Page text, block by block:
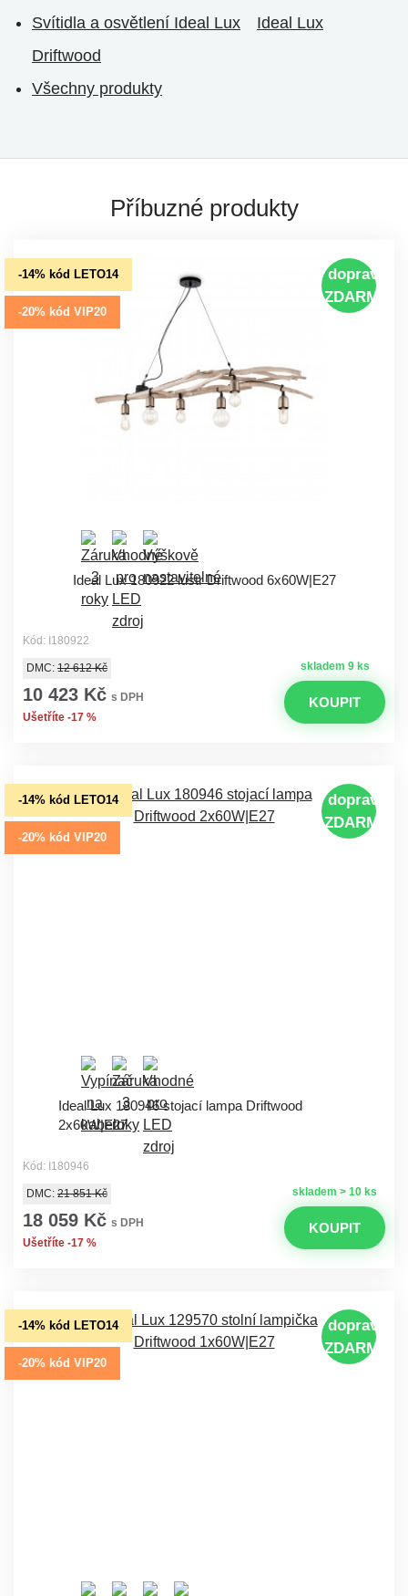
Svítidla a osvětlení Ideal Lux
Ideal Lux
Driftwood
Všechny produkty
Příbuzné produkty
-14% kód LETO14
-20% kód VIP20
doprava
ZDARMA
Ideal Lux 180922 lustr Driftwood 6x60W|E27
Kód: I180922
skladem 9 ks
DMC: 12 612 Kč
10 423 Kč s DPH
Ušetříte -17 %
KOUPIT
-14% kód LETO14
-20% kód VIP20
doprava
ZDARMA
Ideal Lux 180946 stojací lampa Driftwood
2x60W|E27
Kód: I180946
skladem > 10 ks
DMC: 21 851 Kč
18 059 Kč s DPH
Ušetříte -17 %
KOUPIT
-14% kód LETO14
-20% kód VIP20
doprava
ZDARMA